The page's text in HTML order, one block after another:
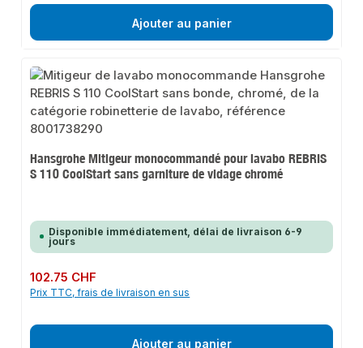
Ajouter au panier
Hansgrohe Mitigeur monocommandé pour lavabo REBRIS
S 110 CoolStart sans garniture de vidage chromé
Disponible immédiatement, délai de livraison 6-9
jours
Prix régulier :
102.75 CHF
Prix TTC, frais de livraison en sus
Ajouter au panier